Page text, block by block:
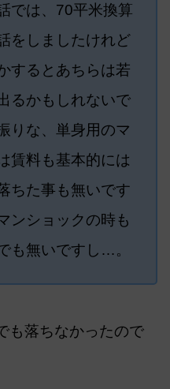
では、70平米換算
をしましたけれど
するとあちらは若
るかもしれないで
りな、単身用のマ
賃料も基本的には
ちた事も無いです
ンショックの時も
も無いですし…。
も落ちなかったので